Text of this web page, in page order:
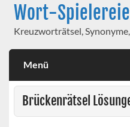
Wort-
Kreuzworträtsel,
Menü
Brückenrätsel